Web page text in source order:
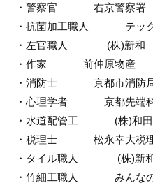
・警察官             右京警察署
・抗菌加工職人             テ
・左官職人              (株)新和
・作家             前仲原物産
・消防士             京都市消防
・心理学者             京都先
・水道配管工             (株)和
・税理士             松永幸大
・タイル職人              (株)新
・竹細工職人             みん